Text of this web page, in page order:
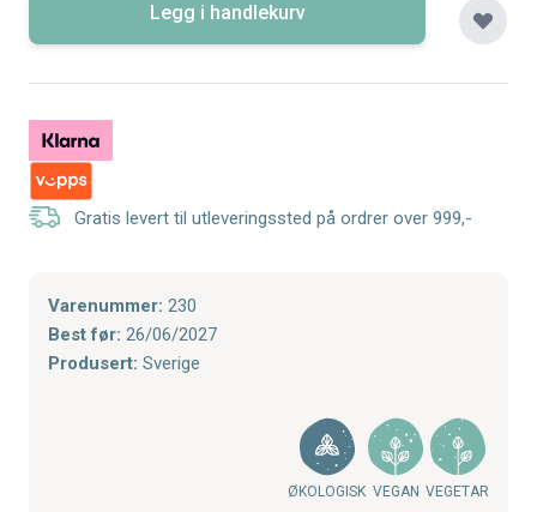
Legg i handlekurv
Gratis levert til utleveringssted på ordrer over 999,-
Varenummer: 230
Best før: 26/06/2027
Produsert: Sverige
ØKOLOGISK VEGAN VEGETAR